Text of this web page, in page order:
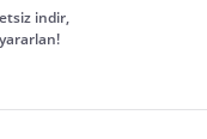
indir,